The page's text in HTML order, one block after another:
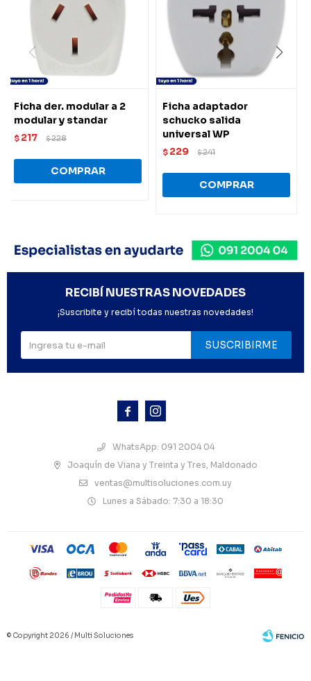
Ficha der. modular a 2
modular y standar
$ 217 $228
Ficha adaptador
schucko salida
universal WP
$ 229 $241
 
WhatsApp: 091 2004 04
Joaquín de Viana y Treinta y Tres, Maldonado
ventas@multisoluciones.com.uy
Lunes a Sábado: 7:30 a 18:30
RECIBÍ NUESTRAS NOVEDADES
¡Suscribite y recibí todas nuestras novedades!
SUSCRIBIRME
© Copyright 2026 / Multi Soluciones